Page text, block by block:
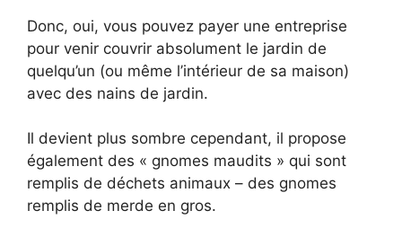
Donc, oui, vous pouvez payer une entreprise
pour venir couvrir absolument le jardin de
quelqu’un (ou même l’intérieur de sa maison)
avec des nains de jardin.
Il devient plus sombre cependant, il propose
également des « gnomes maudits » qui sont
remplis de déchets animaux – des gnomes
remplis de merde en gros.